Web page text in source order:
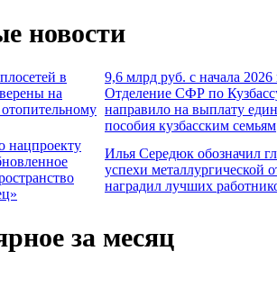
новости
в
на
9,6 млрд руб. с начала 2026
Отделение СФР по
направило на выплату
пособия кузбасским семьям
нацпроекту
Илья Середюк обозначил
успехи металлургической
наградил лучших
за месяц